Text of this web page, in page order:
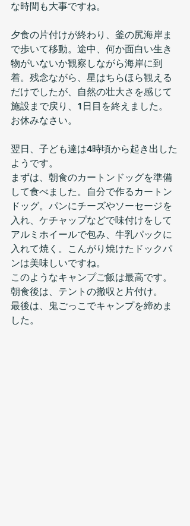
な時間も大事ですね。
夕食の片付けが終わり、釜の尻海岸ま
で歩いて移動。途中、何か面白い生き
物がいないか観察しながら海岸に到
着。残念ながら、星はちらほら観える
だけでしたが、自然の壮大さを感じて
施設まで戻り、1日目を終えました。
お休みなさい。
翌日、子ども達は4時頃から起き出した
ようです。
まずは、朝食のカートンドッグを準備
して食べました。自分で作るカートン
ドッグ。パンにチーズやソーセージを
入れ、ケチャップなどで味付けをして
アルミホイールで包み、牛乳パックに
入れて焼く。こんがり焼けたドックパ
ンは美味しいですね。
このようなキャンプご飯は最高です。
朝食後は、テントの撤収と片付け。
最後は、鬼ごっこでキャンプを締めま
した。